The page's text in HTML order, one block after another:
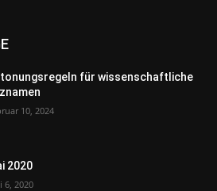
für wissenschaftliche
10, 2024
2020
6, 2020